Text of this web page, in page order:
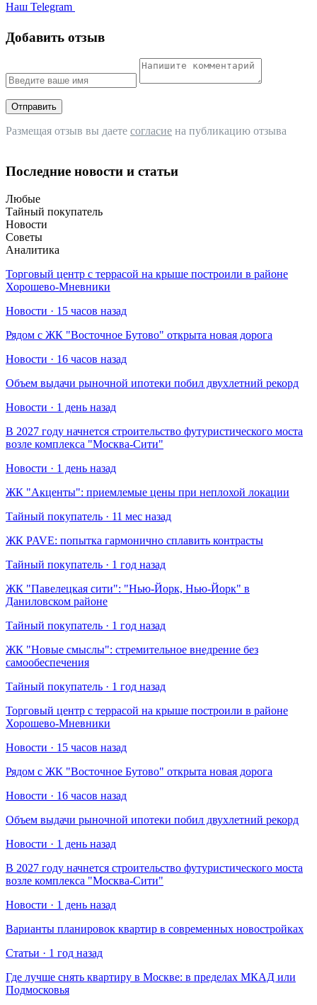
Наш Telegram
Добавить отзыв
Отправить
Размещая отзыв вы даете согласие на публикацию отзыва
Последние новости и статьи
Любые
Тайный покупатель
Новости
Советы
Аналитика
Торговый центр с террасой на крыше построили в районе
Хорошево-Мневники
Новости · 15 часов назад
Рядом с ЖК "Восточное Бутово" открыта новая дорога
Новости · 16 часов назад
Объем выдачи рыночной ипотеки побил двухлетний рекорд
Новости · 1 день назад
В 2027 году начнется строительство футуристического моста
возле комплекса "Москва-Сити"
Новости · 1 день назад
​ЖК "Акценты": приемлемые цены при неплохой локации
Тайный покупатель · 11 мес назад
​ЖК PAVE: попытка гармонично сплавить контрасты
Тайный покупатель · 1 год назад
​ЖК "Павелецкая сити": "Нью-Йорк, Нью-Йорк" в
Даниловском районе
Тайный покупатель · 1 год назад
​ЖК "Новые смыслы": стремительное внедрение без
самообеспечения
Тайный покупатель · 1 год назад
Торговый центр с террасой на крыше построили в районе
Хорошево-Мневники
Новости · 15 часов назад
Рядом с ЖК "Восточное Бутово" открыта новая дорога
Новости · 16 часов назад
Объем выдачи рыночной ипотеки побил двухлетний рекорд
Новости · 1 день назад
В 2027 году начнется строительство футуристического моста
возле комплекса "Москва-Сити"
Новости · 1 день назад
Варианты планировок квартир в современных новостройках
Статьи · 1 год назад
Где лучше снять квартиру в Москве: в пределах МКАД или
Подмосковья